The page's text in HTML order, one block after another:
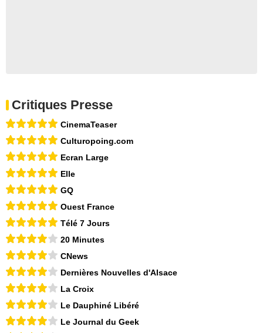
Critiques Presse
CinemaTeaser
Culturopoing.com
Ecran Large
Elle
GQ
Ouest France
Télé 7 Jours
20 Minutes
CNews
Dernières Nouvelles d'Alsace
La Croix
Le Dauphiné Libéré
Le Journal du Geek